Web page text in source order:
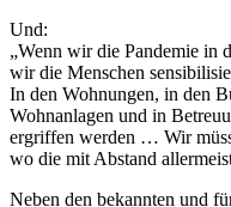
Und:
„Wenn wir die Pandemie in
wir die Menschen
In den Wohnungen, in den
Wohnanlagen und in
ergriffen werden … Wir
wo die mit Abstand
Neben den bekannten und